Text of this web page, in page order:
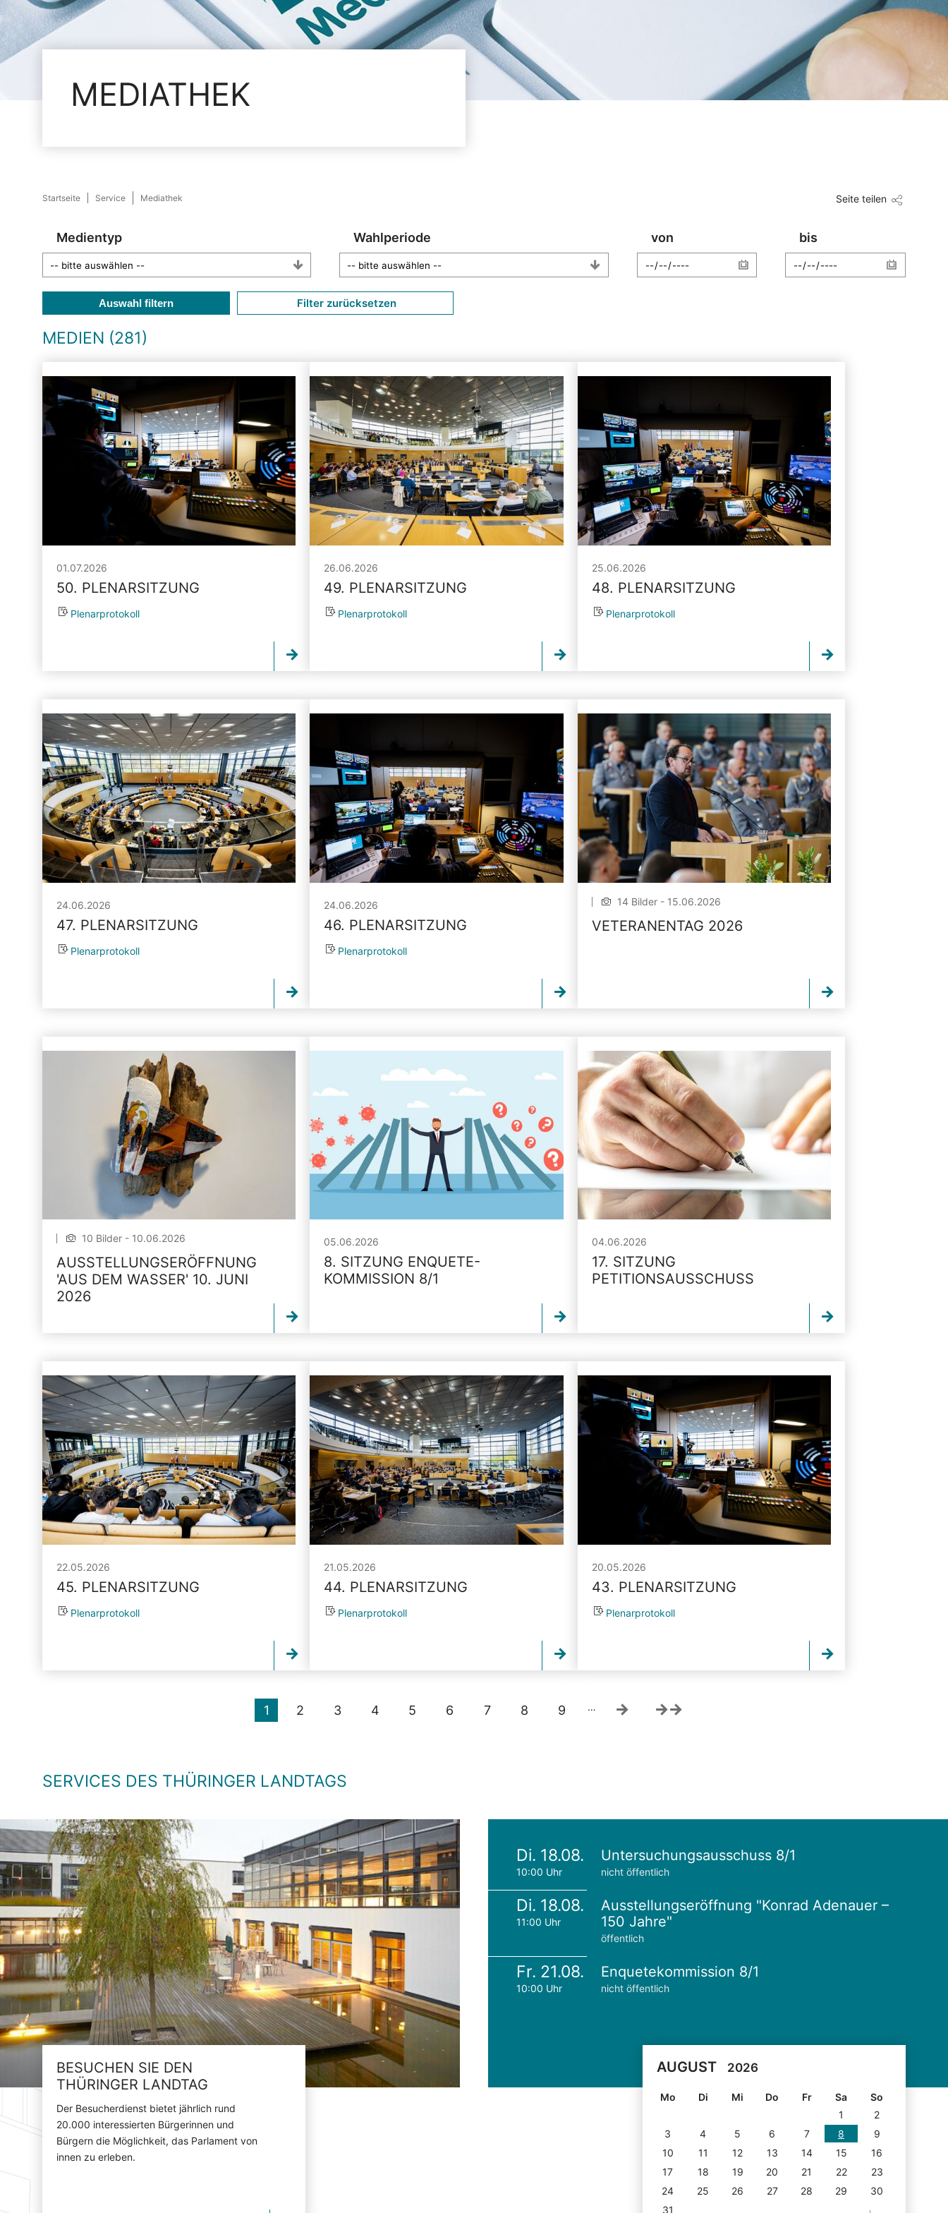
MEDIATHEK
Startseite Service Mediathek Seite teilen
Medientyp Wahlperiode von bis
Auswahl filtern Filter zurücksetzen
MEDIEN (281)
01.07.2026
50. PLENARSITZUNG
Plenarprotokoll
26.06.2026
49. PLENARSITZUNG
Plenarprotokoll
25.06.2026
48. PLENARSITZUNG
Plenarprotokoll
24.06.2026
47. PLENARSITZUNG
Plenarprotokoll
24.06.2026
46. PLENARSITZUNG
Plenarprotokoll
14 Bilder - 15.06.2026
VETERANENTAG 2026
10 Bilder - 10.06.2026
AUSSTELLUNGSERÖFFNUNG
'AUS DEM WASSER' 10. JUNI
2026
05.06.2026
8. SITZUNG ENQUETE-
KOMMISSION 8/1
04.06.2026
17. SITZUNG
PETITIONSAUSSCHUSS
22.05.2026
45. PLENARSITZUNG
Plenarprotokoll
21.05.2026
44. PLENARSITZUNG
Plenarprotokoll
20.05.2026
43. PLENARSITZUNG
Plenarprotokoll
1 2 3 4 5 6 7 8 9 …
SERVICES DES THÜRINGER LANDTAGS
BESUCHEN SIE DEN
THÜRINGER LANDTAG
Der Besucherdienst bietet jährlich rund
20.000 interessierten Bürgerinnen und
Bürgern die Möglichkeit, das Parlament von
innen zu erleben.
Di. 18.08.
10:00 Uhr
Untersuchungsausschuss 8/1
nicht öffentlich
Di. 18.08.
11:00 Uhr
Ausstellungseröffnung "Konrad Adenauer –
150 Jahre"
öffentlich
Fr. 21.08.
10:00 Uhr
Enquetekommission 8/1
nicht öffentlich
AUGUST 2026
Mo Di Mi Do Fr Sa
So
1
2
3
4 5 6 7 8
9
10
11 12 13 14 15
16
17
18 19 20 21 22
23
24
25 26 27 28 29
30
31